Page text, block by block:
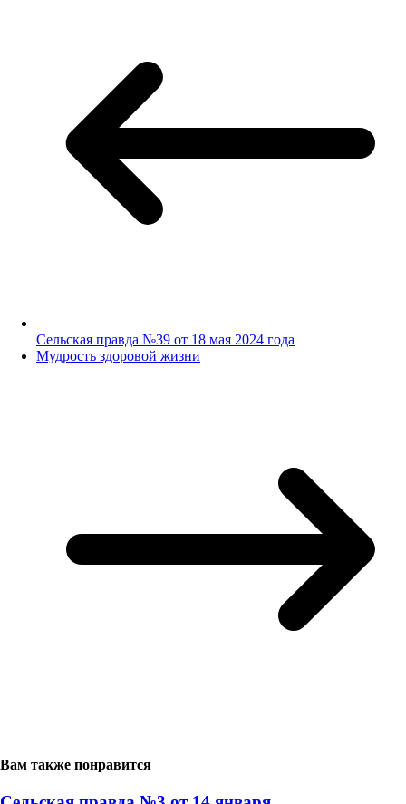
Сельская правда №39 от 18 мая 2024 года
Мудрость здоровой жизни
Вам также понравится